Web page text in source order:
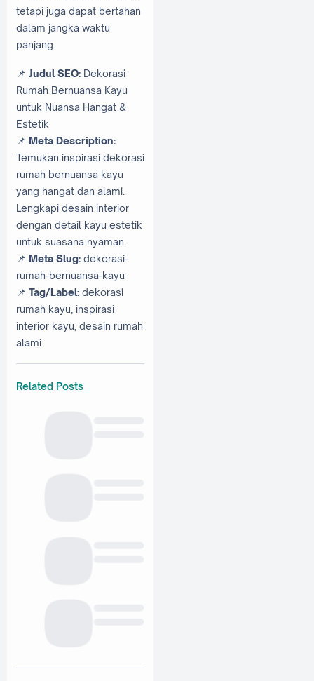
tetapi juga dapat bertahan
dalam jangka waktu
panjang.
📌 Judul SEO: Dekorasi
Rumah Bernuansa Kayu
untuk Nuansa Hangat &
Estetik
📌 Meta Description:
Temukan inspirasi dekorasi
rumah bernuansa kayu
yang hangat dan alami.
Lengkapi desain interior
dengan detail kayu estetik
untuk suasana nyaman.
📌 Meta Slug: dekorasi-
rumah-bernuansa-kayu
📌 Tag/Label: dekorasi
rumah kayu, inspirasi
interior kayu, desain rumah
alami
Related Posts